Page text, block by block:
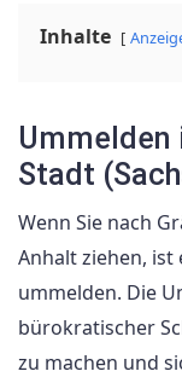
Inhalte
Ummelden
Stadt
Wenn Sie nach
Anhalt ziehen, ist
ummelden. Die
bürokratischer
zu machen und